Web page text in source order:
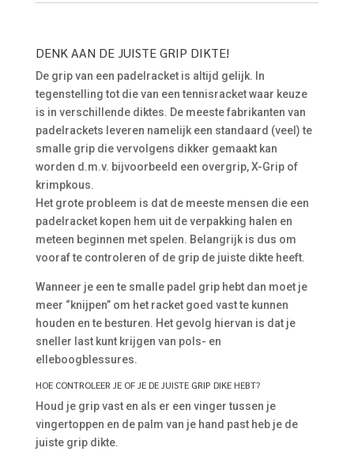
DENK AAN DE JUISTE GRIP DIKTE!
De grip van een padelracket is altijd gelijk. In
tegenstelling tot die van een tennisracket waar keuze
is in verschillende diktes. De meeste fabrikanten van
padelrackets leveren namelijk een standaard (veel) te
smalle grip die vervolgens dikker gemaakt kan
worden d.m.v. bijvoorbeeld een overgrip, X-Grip of
krimpkous.
Het grote probleem is dat de meeste mensen die een
padelracket kopen hem uit de verpakking halen en
meteen beginnen met spelen. Belangrijk is dus om
vooraf te controleren of de grip de juiste dikte heeft.
Wanneer je een te smalle padel grip hebt dan moet je
meer “knijpen” om het racket goed vast te kunnen
houden en te besturen. Het gevolg hiervan is dat je
sneller last kunt krijgen van pols- en
elleboogblessures.
HOE CONTROLEER JE OF JE DE JUISTE GRIP DIKE HEBT?
Houd je grip vast en als er een vinger tussen je
vingertoppen en de palm van je hand past heb je de
juiste grip dikte.